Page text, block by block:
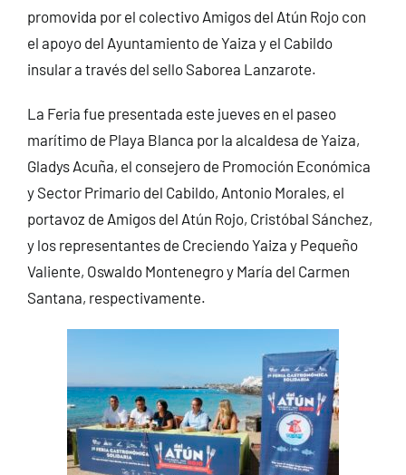
promovida por el colectivo Amigos del Atún Rojo con
el apoyo del Ayuntamiento de Yaiza y el Cabildo
insular a través del sello Saborea Lanzarote.
La Feria fue presentada este jueves en el paseo
marítimo de Playa Blanca por la alcaldesa de Yaiza,
Gladys Acuña, el consejero de Promoción Económica
y Sector Primario del Cabildo, Antonio Morales, el
portavoz de Amigos del Atún Rojo, Cristóbal Sánchez,
y los representantes de Creciendo Yaiza y Pequeño
Valiente, Oswaldo Montenegro y María del Carmen
Santana, respectivamente.